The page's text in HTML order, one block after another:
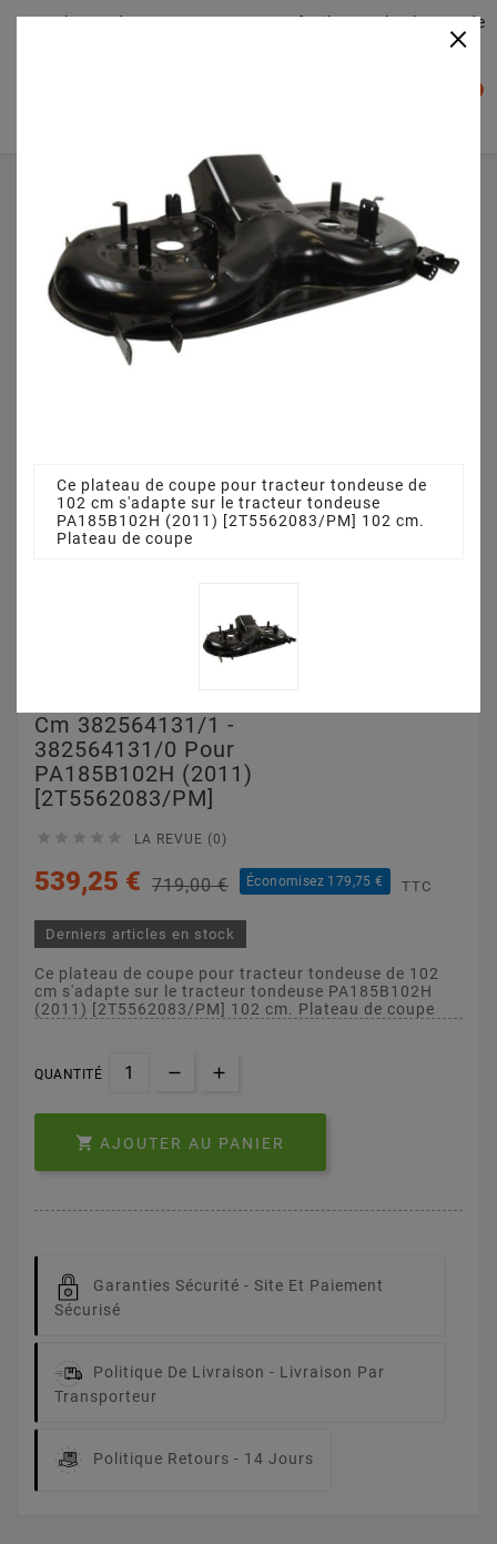
Plateaudecoupe.com : Trouver facilement le plateau de
Accueil
Plateau de coupe
Plateau de coupe 102 cm 382564131/1 - 382564131/0
pour PA185B102H (2011) [2T5562083/PM]
Cm 382564131/1 -
382564131/0 Pour
PA185B102H (2011)
[2T5562083/PM]
     LA REVUE (0)
539,25 € 719,00 € Économisez 179,75 € TTC
Derniers articles en stock
Ce plateau de coupe pour tracteur tondeuse de 102
cm s'adapte sur le tracteur tondeuse PA185B102H
(2011) [2T5562083/PM] 102 cm. Plateau de coupe
QUANTITÉ
 AJOUTER AU PANIER
Garanties Sécurité - Site Et Paiement
Sécurisé
Politique De Livraison - Livraison Par
Transporteur
Politique Retours - 14 Jours
×
Ce plateau de coupe pour tracteur tondeuse de
102 cm s'adapte sur le tracteur tondeuse
PA185B102H (2011) [2T5562083/PM] 102 cm.
Plateau de coupe